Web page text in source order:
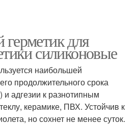
для
силиконовые
наибольшей
продолжительного срока
адгезии к разнотипным
керамике, ПВХ. Устойчив к
но сохнет не менее суток.